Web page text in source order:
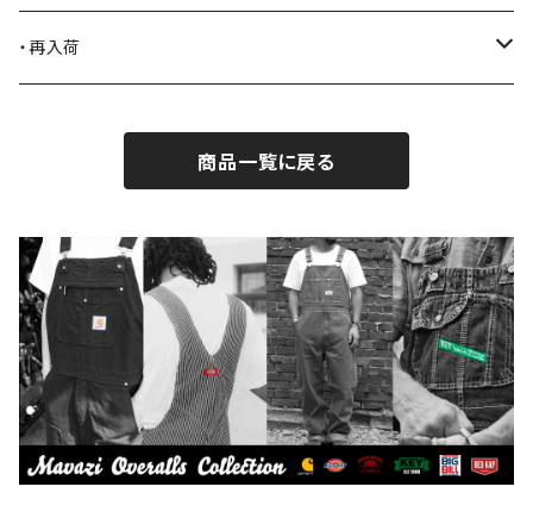
BLACK JACK BOOTS
BY ROBERT JAMES
CAMBER
Carhartt
Collonil
CONVERSE
ライター
エプロン
バイク用品
ケア用品
本、写真集
2026.7.31
2026.7.6
2026.6.29
・再入荷
2026.7.30
2026.7.23
2026.6.27
商品一覧に戻る